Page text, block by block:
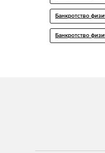
Банкротство
Банкротство